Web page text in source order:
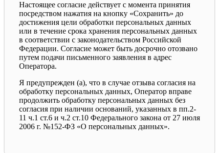
Настоящее согласие действует с момента принятия
посредством нажатия на кнопку «Сохранить» до
достижения цели обработки персональных данных
или в течение срока хранения персональных данных
в соответствии с законодательством Российской
Федерации. Согласие может быть досрочно отозвано
путем подачи письменного заявления в адрес
Оператора.
Я предупрежден (а), что в случае отзыва согласия на
обработку персональных данных, Оператор вправе
продолжить обработку персональных данных без
согласия при наличии оснований, указанных в пп.2-
11 ч.1 ст.6 и ч.2 ст.10 Федерального закона от 27 июля
2006 г. №152-ФЗ «О персональных данных».